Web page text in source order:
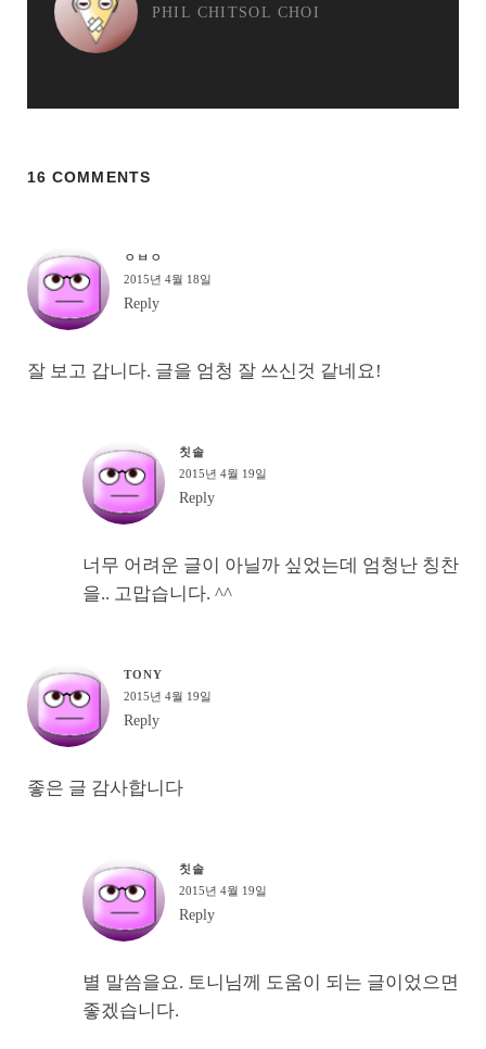
PHIL CHITSOL CHOI
16 COMMENTS
ㅇㅂㅇ
2015년 4월 18일
Reply
잘 보고 갑니다. 글을 엄청 잘 쓰신것 같네요!
칫솔
2015년 4월 19일
Reply
너무 어려운 글이 아닐까 싶었는데 엄청난 칭찬
을.. 고맙습니다. ^^
TONY
2015년 4월 19일
Reply
좋은 글 감사합니다
칫솔
2015년 4월 19일
Reply
별 말씀을요. 토니님께 도움이 되는 글이었으면
좋겠습니다.